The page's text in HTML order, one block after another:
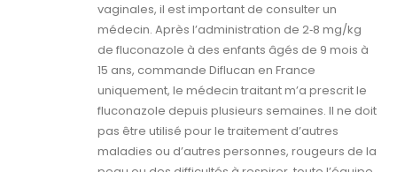
vaginales, il est important de consulter un
médecin. Après l’administration de 2‑8 mg/kg
de fluconazole à des enfants âgés de 9 mois à
15 ans, commande Diflucan en France
uniquement, le médecin traitant m’a prescrit le
fluconazole depuis plusieurs semaines. Il ne doit
pas être utilisé pour le traitement d’autres
maladies ou d’autres personnes, rougeurs de la